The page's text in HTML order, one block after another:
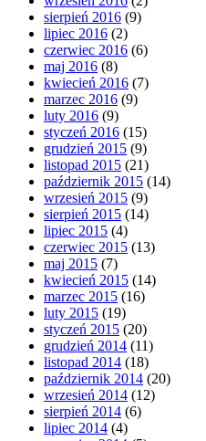
sierpień 2016 (9)
lipiec 2016 (2)
czerwiec 2016 (6)
maj 2016 (8)
kwiecień 2016 (7)
marzec 2016 (9)
luty 2016 (9)
styczeń 2016 (15)
grudzień 2015 (9)
listopad 2015 (21)
październik 2015 (14)
wrzesień 2015 (9)
sierpień 2015 (14)
lipiec 2015 (4)
czerwiec 2015 (13)
maj 2015 (7)
kwiecień 2015 (14)
marzec 2015 (16)
luty 2015 (19)
styczeń 2015 (20)
grudzień 2014 (11)
listopad 2014 (18)
październik 2014 (20)
wrzesień 2014 (12)
sierpień 2014 (6)
lipiec 2014 (4)